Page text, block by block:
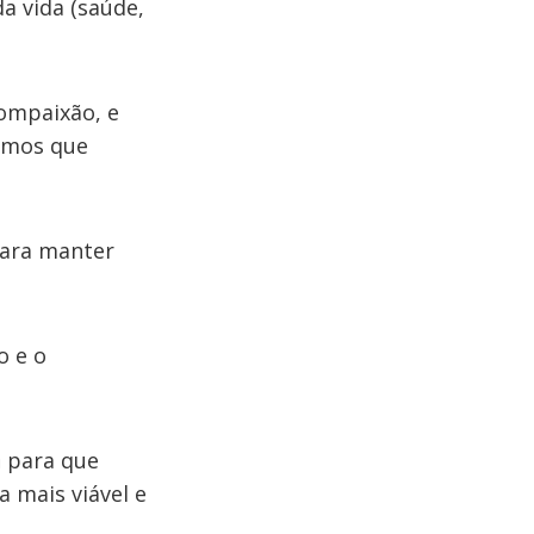
vida (saúde,
e
que
manter
e o
para que
mais viável e